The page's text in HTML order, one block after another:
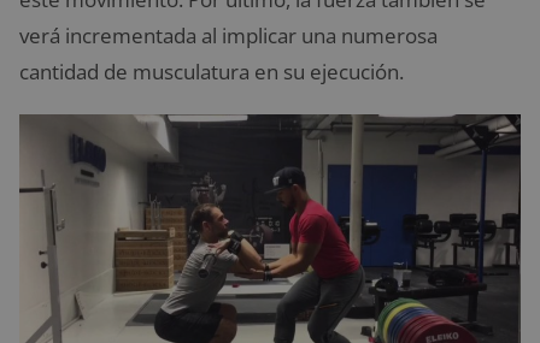
verá incrementada al implicar una numerosa
cantidad de musculatura en su ejecución.